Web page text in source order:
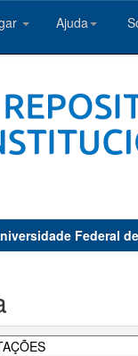
Ajuda
Federal